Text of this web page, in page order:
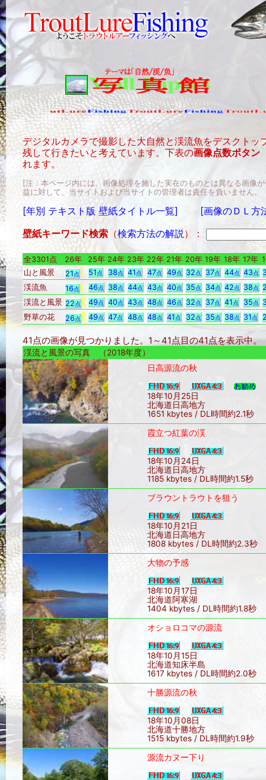
デジタルカメラで撮影した大自然と渓流魚をデスクト
残して行きたいと考えています。下表の画像点数ボタン
れます。
[注：本ページ内には、画像処理を施した実在のものとは異なる画像
益に対して、当サイトおよび当サイトの管理者は責任を負い
[年別 テキスト版 壁紙タイトル一覧]
[画像のＤＬ方
壁紙キーワード検索 （検索方法の解説）：
全3301点 26年 25年 24年 23年 22年 21年 20年 19年 18年 17年
山と風景
21点 51点 38点 41点 47点 49点 32点 37点 44点 43点
渓流魚
16点 46点 38点 44点 43点 40点 35点 34点 42点 38点
渓流と風景 22点 49点 40点 43点 48点 46点 32点 37点 41点 35点
野草の花
26点 49点 47点 48点 48点 41点 32点 35点 38点 31点
41点の画像が見つかりました。1～41点目の41点を表示中
渓流と風景の写真 （2018年度）
日高源流の秋
18年10月25日
北海道日高地方
1651 kbytes / DL時間約2.1秒
霞立つ紅葉の渓
18年10月24日
北海道日高地方
1185 kbytes / DL時間約1.5秒
ブラウントラウトを狙う
18年10月21日
北海道日高地方
1808 kbytes / DL時間約2.3秒
大物の予感
18年10月17日
北海道阿寒湖
1404 kbytes / DL時間約1.8秒
オショロコマの源流
18年10月15日
北海道知床半島
1617 kbytes / DL時間約2.0秒
十勝源流の秋
18年10月08日
北海道十勝地方
1515 kbytes / DL時間約1.9秒
源流カヌー下り